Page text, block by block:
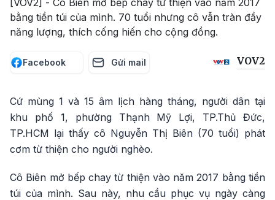
[VOV2] - Cô Biên mở bếp chay từ thiện vào năm 2017
bằng tiền túi của mình. 70 tuổi nhưng cô vẫn tràn đầy
năng lượng, thích cống hiến cho cộng đồng.
Facebook Gửi mail VOV2
Cứ mùng 1 và 15 âm lịch hàng tháng, người dân tại
khu phố 1, phường Thạnh Mỹ Lợi, TP.Thủ Đức,
TP.HCM lại thấy cô Nguyễn Thị Biên (70 tuổi) phát
cơm từ thiện cho người nghèo.
Cô Biên mở bếp chay từ thiện vào năm 2017 bằng tiền
túi của mình. Sau này, nhu cầu phục vụ ngày càng